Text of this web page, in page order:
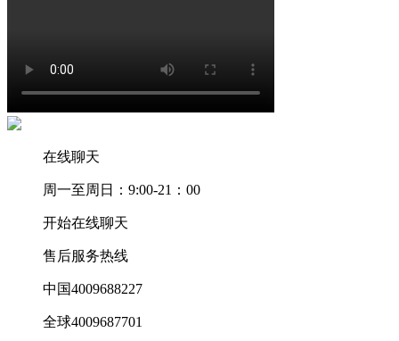
在线聊天
周一至周日：9:00-21：00
开始在线聊天
售后服务热线
中国4009688227
全球4009687701